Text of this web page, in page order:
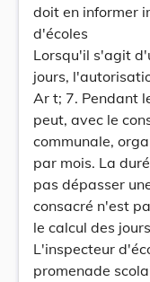
doit en informer
d'écoles
Lorsqu'il s'agit
jours,
Ar t; 7. Pendant
peut, avec le
communale,
par mois. La
pas dépasser
consacré n'est
le calcul des
L'inspecteur
promenade